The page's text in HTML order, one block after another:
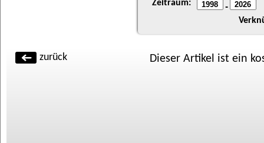
Zeitraum: -
zurück Dieser Artikel ist ein